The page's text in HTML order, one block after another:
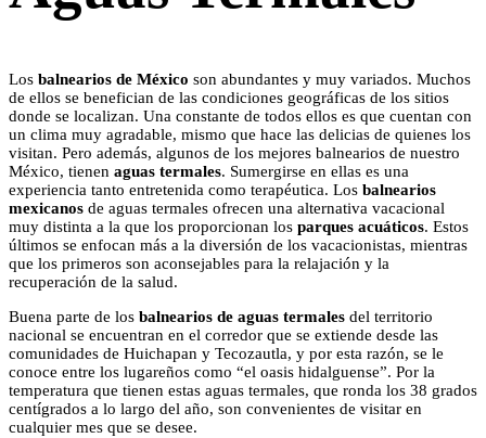
Los balnearios de México son abundantes y muy variados. Muchos
de ellos se benefician de las condiciones geográficas de los sitios
donde se localizan. Una constante de todos ellos es que cuentan con
un clima muy agradable, mismo que hace las delicias de quienes los
visitan. Pero además, algunos de los mejores balnearios de nuestro
México, tienen aguas termales. Sumergirse en ellas es una
experiencia tanto entretenida como terapéutica. Los balnearios
mexicanos de aguas termales ofrecen una alternativa vacacional
muy distinta a la que los proporcionan los parques acuáticos. Estos
últimos se enfocan más a la diversión de los vacacionistas, mientras
que los primeros son aconsejables para la relajación y la
recuperación de la salud.
Buena parte de los balnearios de aguas termales del territorio
nacional se encuentran en el corredor que se extiende desde las
comunidades de Huichapan y Tecozautla, y por esta razón, se le
conoce entre los lugareños como “el oasis hidalguense”. Por la
temperatura que tienen estas aguas termales, que ronda los 38 grados
centígrados a lo largo del año, son convenientes de visitar en
cualquier mes que se desee.